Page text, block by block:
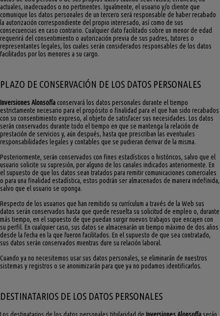
actuales, inadecuados o no pertinentes. Igualmente, el usuario y/o cliente que
comunique los datos personales de un tercero será responsable de haber recabado
la autorización correspondiente del propio interesado, así como de sus
consecuencias en caso contrario. Cualquier dato facilitado sobre un menor de edad
requerirá del consentimiento o autorización previa de sus padres, tutores o
representantes legales, los cuales serán considerados responsables de los datos
facilitados por los menores a su cargo.
PLAZO DE CONSERVACIÓN DE LOS DATOS PERSONALES
Inversiones Alonsofía conservará los datos personales durante el tiempo
estrictamente necesario para el propósito o finalidad para el que han sido recabados
con su consentimiento expreso, al objeto de satisfacer sus necesidades. Los datos
serán conservados durante todo el tiempo en que se mantenga la relación de
prestación de servicios y, aún después, hasta que prescriban las eventuales
responsabilidades legales y contables que se pudieran derivar de la misma.
Posteriormente, serán conservados con fines estadísticos o históricos, salvo que el
usuario solicite su supresión, por alguno de los canales indicados anteriormente. En
el supuesto de que los datos sean tratados para remitir comunicaciones comerciales
o para una finalidad estadística, estos podrán ser almacenados de manera indefinida,
salvo que el usuario se oponga.
Respecto de los usuarios que han remitido su currículum a través de la Web sus
datos serán conservados hasta que quede resuelta su solicitud de empleo o, durante
más tiempo, en el supuesto de que puedan surgir nuevos trabajos que encajen con
su perfil. En cualquier caso, sus datos se almacenarán un tiempo máximo de dos años
desde la fecha en la que fueron facilitados. En el supuesto de que sea contratado,
sus datos serán conservados mientras dure su relación laboral.
Cuando ya no necesitemos usar sus datos personales, se eliminarán de nuestros
sistemas y registros o se anonimizarán para que ya no podamos identificarlos.
DESTINATARIOS DE LOS DATOS PERSONALES